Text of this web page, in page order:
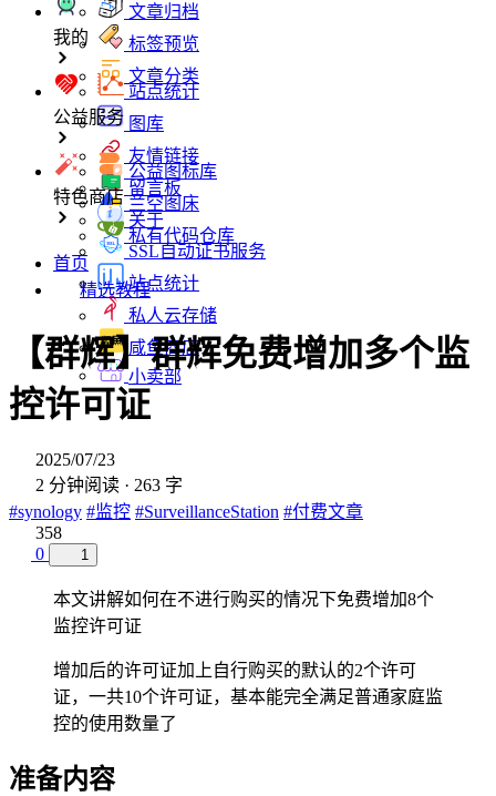
文章归档
标签预览
文章分类
我的
站点统计
图库
友情链接
留言板
关于
公益服务
公益图标库
兰空图床
私有代码仓库
特色商店
SSL自动证书服务
站点统计
私人云存储
咸鱼商店
小卖部
首页
精选教程
【群辉】群辉免费增加多个监
控许可证
2025/07/23
2 分钟阅读 · 263 字
#synology #监控 #SurveillanceStation #付费文章
358
0
1
本文讲解如何在不进行购买的情况下免费增加8个
监控许可证
增加后的许可证加上自行购买的默认的2个许可
证，一共10个许可证，基本能完全满足普通家庭监
控的使用数量了
准备内容